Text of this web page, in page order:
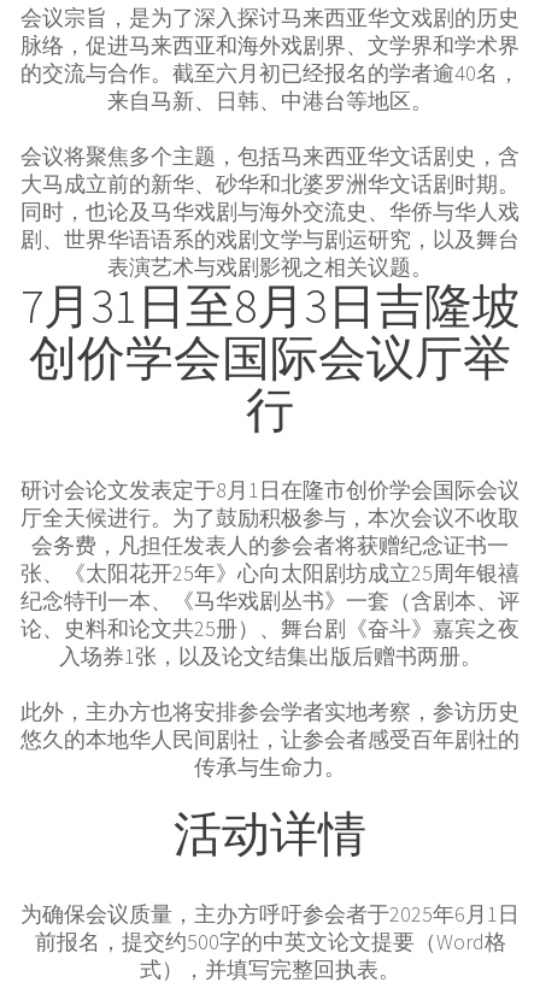
会议宗旨，是为了深入探讨马来西亚华文戏剧的历史
脉络，促进马来西亚和海外戏剧界、文学界和学术界
的交流与合作。截至六月初已经报名的学者逾40名，
来自马新、日韩、中港台等地区。
会议将聚焦多个主题，包括马来西亚华文话剧史，含
大马成立前的新华、砂华和北婆罗洲华文话剧时期。
同时，也论及马华戏剧与海外交流史、华侨与华人戏
剧、世界华语语系的戏剧文学与剧运研究，以及舞台
表演艺术与戏剧影视之相关议题。
7月31日至8月3日吉隆坡
创价学会国际会议厅举
行
研讨会论文发表定于8月1日在隆市创价学会国际会议
厅全天候进行。为了鼓励积极参与，本次会议不收取
会务费，凡担任发表人的参会者将获赠纪念证书一
张、《太阳花开25年》心向太阳剧坊成立25周年银禧
纪念特刊一本、《马华戏剧丛书》一套（含剧本、评
论、史料和论文共25册）、舞台剧《奋斗》嘉宾之夜
入场券1张，以及论文结集出版后赠书两册。
此外，主办方也将安排参会学者实地考察，参访历史
悠久的本地华人民间剧社，让参会者感受百年剧社的
传承与生命力。
活动详情
为确保会议质量，主办方呼吁参会者于2025年6月1日
前报名，提交约500字的中英文论文提要（Word格
式），并填写完整回执表。